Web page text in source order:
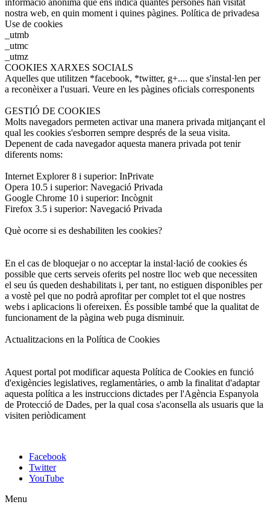
nostra web, en quin moment i quines pàgines. Política de privadesa
Use de cookies
_utmb
_utmc
_utmz
COOKIES XARXES SOCIALS
Aquelles que utilitzen *facebook, *twitter, g+.... que s'instal·len per
a reconèixer a l'usuari. Veure en les pàgines oficials corresponents
GESTIÓ DE COOKIES
Molts navegadors permeten activar una manera privada mitjançant el
qual les cookies s'esborren sempre després de la seua visita.
Depenent de cada navegador aquesta manera privada pot tenir
diferents noms:
Internet Explorer 8 i superior: InPrivate
Opera 10.5 i superior: Navegació Privada
Google Chrome 10 i superior: Incògnit
Firefox 3.5 i superior: Navegació Privada
Què ocorre si es deshabiliten les cookies?
En el cas de bloquejar o no acceptar la instal·lació de cookies és
possible que certs serveis oferits pel nostre lloc web que necessiten
el seu ús queden deshabilitats i, per tant, no estiguen disponibles per
a vostè pel que no podrà aprofitar per complet tot el que nostres
webs i aplicacions li ofereixen. És possible també que la qualitat de
funcionament de la pàgina web puga disminuir.
Actualitzacions en la Política de Cookies
Aquest portal pot modificar aquesta Política de Cookies en funció
d'exigències legislatives, reglamentàries, o amb la finalitat d'adaptar
aquesta política a les instruccions dictades per l'Agència Espanyola
de Protecció de Dades, per la qual cosa s'aconsella als usuaris que la
visiten periòdicament
Facebook
Twitter
YouTube
Menu